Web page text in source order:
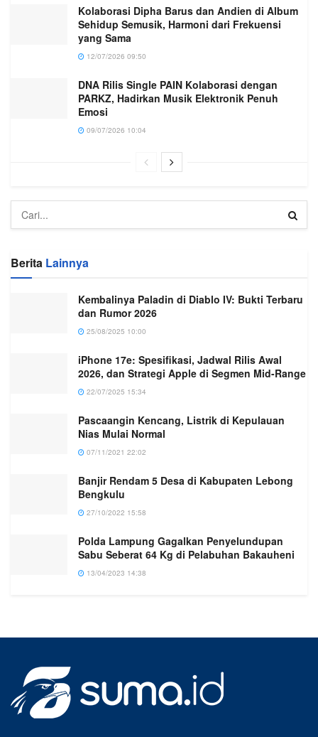
Kolaborasi Dipha Barus dan Andien di Album
Sehidup Semusik, Harmoni dari Frekuensi
yang Sama
12/07/2026 09:50
DNA Rilis Single PAIN Kolaborasi dengan
PARKZ, Hadirkan Musik Elektronik Penuh
Emosi
09/07/2026 10:04
Berita Lainnya
Kembalinya Paladin di Diablo IV: Bukti Terbaru
dan Rumor 2026
25/08/2025 10:00
iPhone 17e: Spesifikasi, Jadwal Rilis Awal
2026, dan Strategi Apple di Segmen Mid-Range
22/07/2025 15:34
Pascaangin Kencang, Listrik di Kepulauan
Nias Mulai Normal
07/11/2021 22:02
Banjir Rendam 5 Desa di Kabupaten Lebong
Bengkulu
27/10/2022 15:58
Polda Lampung Gagalkan Penyelundupan
Sabu Seberat 64 Kg di Pelabuhan Bakauheni
13/04/2023 14:38